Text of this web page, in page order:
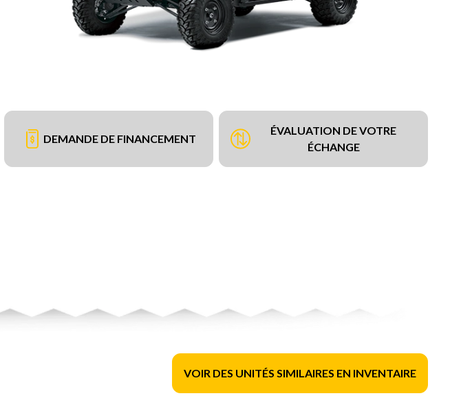
DEMANDE DE FINANCEMENT
ÉVALUATION DE VOTRE
ÉCHANGE
VOIR DES UNITÉS SIMILAIRES EN INVENTAIRE